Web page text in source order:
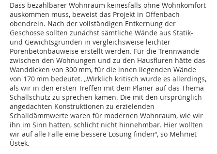
Dass bezahlbarer Wohnraum keinesfalls ohne Wohnkomfort
auskommen muss, beweist das Projekt in Offenbach
obendrein. Nach der vollständigen Entkernung der
Geschosse sollten zunächst sämtliche Wände aus Statik-
und Gewichtsgründen in vergleichsweise leichter
Porenbetonbauweise erstellt werden. Für die Trennwände
zwischen den Wohnungen und zu den Hausfluren hätte das
Wanddicken von 300 mm, für die innen liegenden Wände
von 170 mm bedeutet. „Wirklich kritisch wurde es allerdings,
als wir in den ersten Treffen mit dem Planer auf das Thema
Schallschutz zu sprechen kamen. Die mit den ursprünglich
angedachten Konstruktionen zu erzielenden
Schalldämmwerte waren für modernen Wohnraum, wie wir
ihn im Sinn hatten, schlicht nicht hinnehmbar. Hier wollten
wir auf alle Fälle eine bessere Lösung finden“, so Mehmet
Üstek.